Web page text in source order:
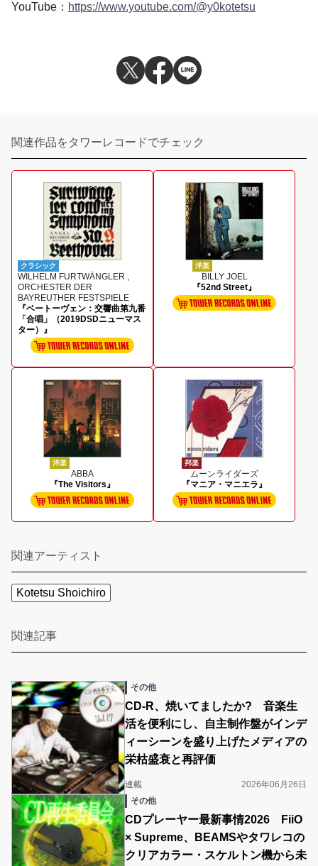
YouTube： https://www.youtube.com/@y0kotetsu
関連作品をタワーレコードでチェック
クラシック
WILHELM FURTWÄNGLER ,
ORCHESTER DER
BAYREUTHER FESTSPIELE
『ベートーヴェン：交響曲第九番
「合唱」（2019DSDニューマス
ター）』
洋楽
BILLY JOEL
『52nd Street』
洋楽
ABBA
『The Visitors』
邦楽
ムーンライダーズ
『マニア・マニエラ』
関連アーティスト
Kotetsu Shoichiro
関連記事
その他
CD-R、焼いてましたか? 音楽生
活を便利にし、自主制作盤がインデ
ィーシーンを盛り上げたメディアの
栄枯盛衰と再評価
連載
2026年06月26日
その他
CDプレーヤー最新事情2026 FiiO
× Supreme、BEAMSやタワレコの
クリアカラー・スケルトン機から未